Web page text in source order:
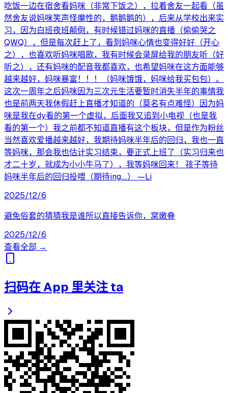
吃饭一边在宿舍看妈咪（非常下饭之），拉着舍友一起看（虽
然舍友说妈咪笑声怪魔性的，鹅鹅鹅的），后来从学校出来实
习，因为白班夜班颠倒，有时候错过妈咪的直播（偷偷哭之
QWQ），但是每次赶上了，看到妈咪心情也变得好好（开心
之），也喜欢听妈咪唱歌，我有时候会录屏给我的朋友听（好
听之），还有妈咪的配音我都喜欢，也希望妈咪在这方面能够
越来越好，妈咪暴富！！！（妈咪饿饿，妈咪给我买包包）。
这次一周年之后妈咪因为三次元生活要暂时消失半年的事情我
也是前两天我休假赶上直播才知道的（莫名有点难怪）因为妈
咪是我在dy看的第一个虚拟，后面我又追到小电视（也是我
看的第一个）我之前都不知道直播有这个板块，但是作为粉丝
当然喜欢爱播越来越好，我期待妈咪半年后的回归，我也一直
等妈咪，那会我也估计实习结束，要正式上班了（实习归来也
才二十岁，就成为小小牛马了），我等妈咪回来！ 孩子等待
妈咪半年后的回归投喂（期待ing....） —Li
2025/12/6
避免俗套的猜猜我是谁所以直接告诉你，窝嫩叠
2025/12/6
查看全部 →
扫码在 App 里关注 ta